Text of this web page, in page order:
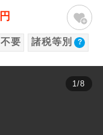
円
要 諸税等別
1/8
ビス施設使用
コースです。